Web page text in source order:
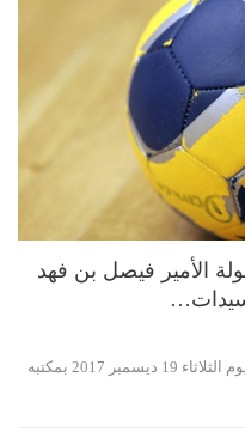
النسخة 34 لبطولة الأمير فيصل بن فهد
استقبل عادل الخبثاني والي صفاقس صباح يوم الثلاثاء 19 ديسمبر 2017 بمكتبه